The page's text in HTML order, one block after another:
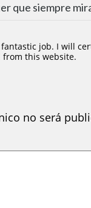
que siempre
job. I will
from this website.
no será